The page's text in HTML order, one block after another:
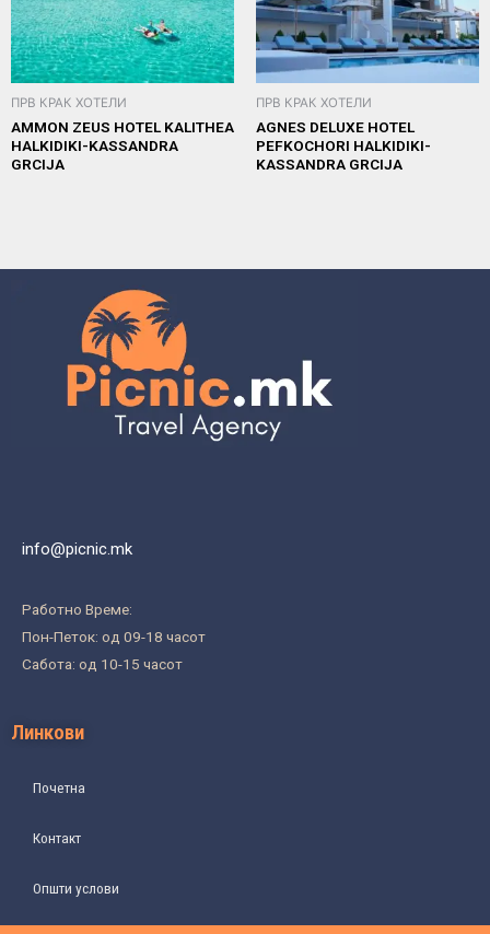
ПРВ КРАК ХОТЕЛИ
AMMON ZEUS HOTEL KALITHEA
HALKIDIKI-KASSANDRA
GRCIJA
ПРВ КРАК ХОТЕЛИ
AGNES DELUXE HOTEL
PEFKOCHORI HALKIDIKI-
KASSANDRA GRCIJA
info@picnic.mk
Работно Време:
Пон-Петок: од 09-18 часот
Сабота: од 10-15 часот
Линкови
Почетна
Контакт
Општи услови